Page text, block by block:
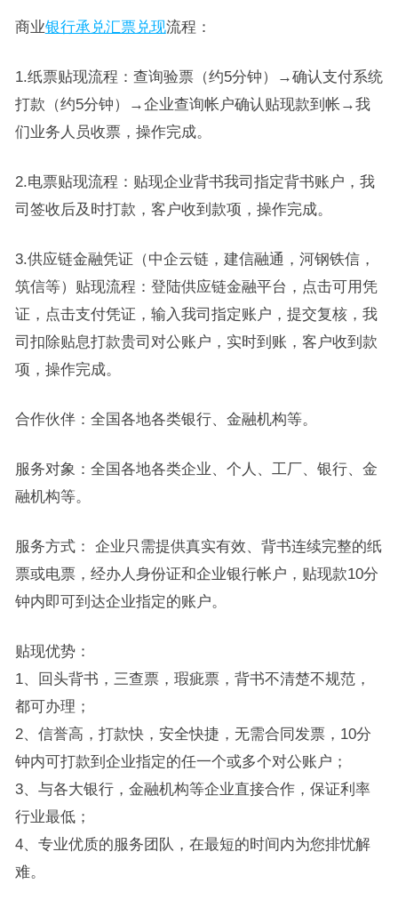
商业银行承兑汇票兑现流程：
1.纸票贴现流程：查询验票（约5分钟）→确认支付系统
打款（约5分钟）→企业查询帐户确认贴现款到帐→我
们业务人员收票，操作完成。
2.电票贴现流程：贴现企业背书我司指定背书账户，我
司签收后及时打款，客户收到款项，操作完成。
3.供应链金融凭证（中企云链，建信融通，河钢铁信，
筑信等）贴现流程：登陆供应链金融平台，点击可用凭
证，点击支付凭证，输入我司指定账户，提交复核，我
司扣除贴息打款贵司对公账户，实时到账，客户收到款
项，操作完成。
合作伙伴：全国各地各类银行、金融机构等。
服务对象：全国各地各类企业、个人、工厂、银行、金
融机构等。
服务方式： 企业只需提供真实有效、背书连续完整的纸
票或电票，经办人身份证和企业银行帐户，贴现款10分
钟内即可到达企业指定的账户。
贴现优势：
1、回头背书，三查票，瑕疵票，背书不清楚不规范，
都可办理；
2、信誉高，打款快，安全快捷，无需合同发票，10分
钟内可打款到企业指定的任一个或多个对公账户；
3、与各大银行，金融机构等企业直接合作，保证利率
行业最低；
4、专业优质的服务团队，在最短的时间内为您排忧解
难。